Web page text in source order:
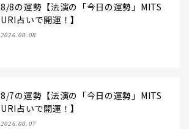
8/8の運勢【法演の「今日の運勢」MITS
URI占いで開運！】
2026.08.08
8/7の運勢【法演の「今日の運勢」MITS
URI占いで開運！】
2026.08.07